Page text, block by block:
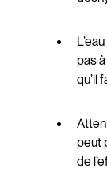
pas
qu’il
peut
de